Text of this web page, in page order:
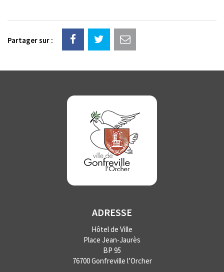
Partager sur :
ADRESSE
Hôtel de Ville
Place Jean-Jaurès
BP 95
76700 Gonfreville l’Orcher